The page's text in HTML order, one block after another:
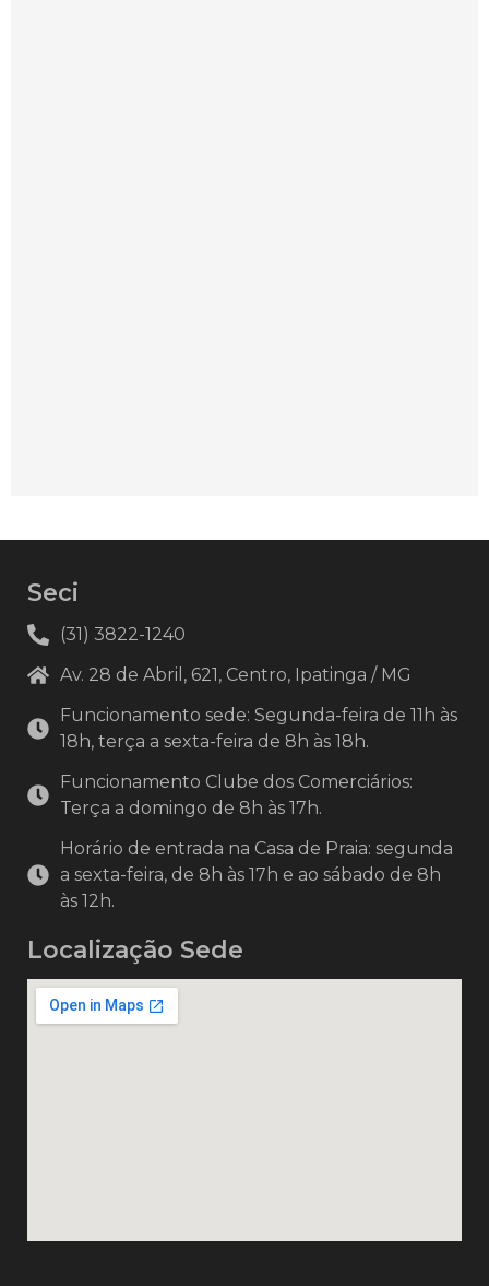
Seci
(31) 3822-1240
Av. 28 de Abril, 621, Centro, Ipatinga / MG
Funcionamento sede: Segunda-feira de 11h às
18h, terça a sexta-feira de 8h às 18h.
Funcionamento Clube dos Comerciários:
Terça a domingo de 8h às 17h.
Horário de entrada na Casa de Praia: segunda
a sexta-feira, de 8h às 17h e ao sábado de 8h
às 12h.
Localização Sede